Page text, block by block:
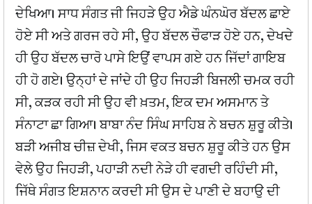
ਦੇਖਿਆ। ਸਾਧ ਸੰਗਤ ਜੀ ਜਿਹੜੇ ਉਹ ਐਡੇ ਘੰਨਘੋਰ ਬੱਦਲ ਛਾਏ
ਹੋਏ ਸੀ ਅਤੇ ਗਰਜ ਰਹੇ ਸੀ, ਉਹ ਬੱਦਲ ਚੌਫਾੜ ਹੋਏ ਹਨ, ਦੇਖਦੇ
ਹੀ ਉਹ ਬੱਦਲ ਚਾਰੋ ਪਾਸੇ ਇਉਂ ਵਾਪਸ ਗਏ ਹਨ ਜਿੱਦਾਂ ਗਾਇਬ
ਹੀ ਹੋ ਗਏ। ਉਨ੍ਹਾਂ ਦੇ ਜਾਂਦੇ ਹੀ ਉਹ ਜਿਹੜੀ ਬਿਜਲੀ ਚਮਕ ਰਹੀ
ਸੀ, ਕੜਕ ਰਹੀ ਸੀ ਉਹ ਵੀ ਖ਼ਤਮ, ਇਕ ਦਮ ਅਸਮਾਨ ਤੇ
ਸੰਨਾਟਾ ਛਾ ਗਿਆ। ਬਾਬਾ ਨੰਦ ਸਿੰਘ ਸਾਹਿਬ ਨੇ ਬਚਨ ਸ਼ੁਰੂ ਕੀਤੇ।
ਬੜੀ ਅਜੀਬ ਚੀਜ਼ ਦੇਖੀ, ਜਿਸ ਵਕਤ ਬਚਨ ਸ਼ੁਰੂ ਕੀਤੇ ਹਨ ਉਸ
ਵੇਲੇ ਉਹ ਜਿਹੜੀ, ਪਹਾੜੀ ਨਦੀ ਨੇੜੇ ਹੀ ਵਗਦੀ ਰਹਿੰਦੀ ਸੀ,
ਜਿੱਥੇ ਸੰਗਤ ਇਸ਼ਨਾਨ ਕਰਦੀ ਸੀ ਉਸ ਦੇ ਪਾਣੀ ਦੇ ਬਹਾਉ ਦੀ